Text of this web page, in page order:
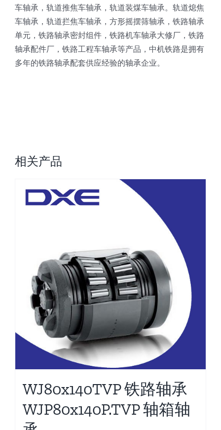
车轴承，轨道推焦车轴承，轨道装煤车轴承。轨道熄焦
车轴承，轨道拦焦车轴承，方形摇摆筛轴承，铁路轴承
单元，铁路轴承密封组件，铁路机车轴承大修厂，铁路
轴承配件厂，铁路工程车轴承等产品，中机铁路是拥有
多年的铁路轴承配套供应经验的轴承企业。
相关产品
WJ80x140TVP 铁路轴承
WJP80x140P.TVP 轴箱轴